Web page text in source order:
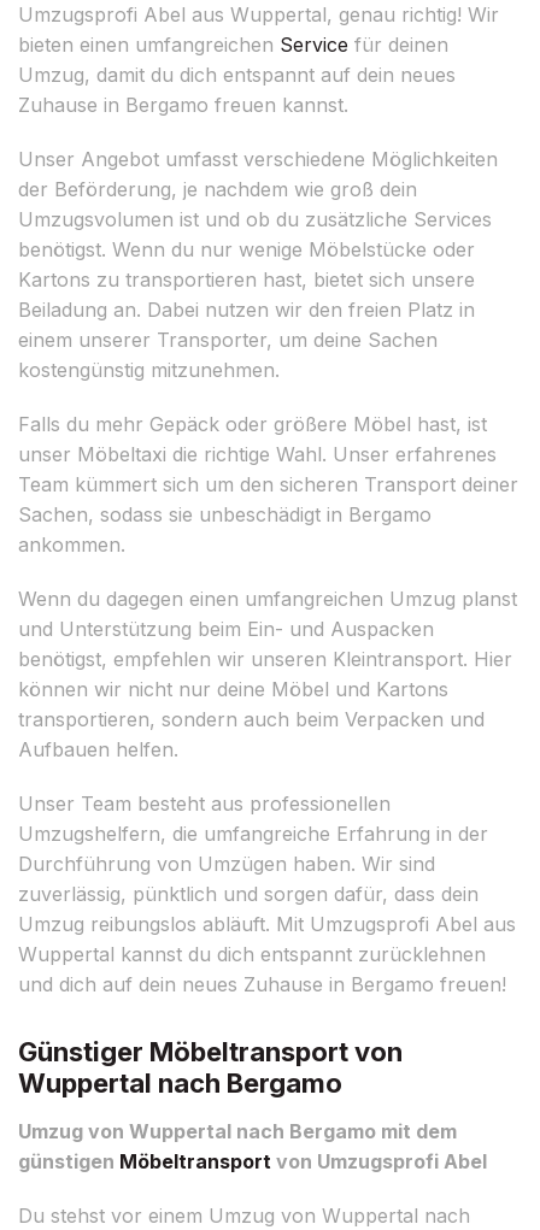
Umzugsprofi Abel aus Wuppertal, genau richtig! Wir
bieten einen umfangreichen Service für deinen
Umzug, damit du dich entspannt auf dein neues
Zuhause in Bergamo freuen kannst.
Unser Angebot umfasst verschiedene Möglichkeiten
der Beförderung, je nachdem wie groß dein
Umzugsvolumen ist und ob du zusätzliche Services
benötigst. Wenn du nur wenige Möbelstücke oder
Kartons zu transportieren hast, bietet sich unsere
Beiladung an. Dabei nutzen wir den freien Platz in
einem unserer Transporter, um deine Sachen
kostengünstig mitzunehmen.
Falls du mehr Gepäck oder größere Möbel hast, ist
unser Möbeltaxi die richtige Wahl. Unser erfahrenes
Team kümmert sich um den sicheren Transport deiner
Sachen, sodass sie unbeschädigt in Bergamo
ankommen.
Wenn du dagegen einen umfangreichen Umzug planst
und Unterstützung beim Ein- und Auspacken
benötigst, empfehlen wir unseren Kleintransport. Hier
können wir nicht nur deine Möbel und Kartons
transportieren, sondern auch beim Verpacken und
Aufbauen helfen.
Unser Team besteht aus professionellen
Umzugshelfern, die umfangreiche Erfahrung in der
Durchführung von Umzügen haben. Wir sind
zuverlässig, pünktlich und sorgen dafür, dass dein
Umzug reibungslos abläuft. Mit Umzugsprofi Abel aus
Wuppertal kannst du dich entspannt zurücklehnen
und dich auf dein neues Zuhause in Bergamo freuen!
Günstiger Möbeltransport von
Wuppertal nach Bergamo
Umzug von Wuppertal nach Bergamo mit dem
günstigen Möbeltransport von Umzugsprofi Abel
Du stehst vor einem Umzug von Wuppertal nach